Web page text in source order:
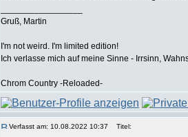
Gruß, Martin
I'm not weird. I'm limited edition!
Ich verlasse mich auf meine Sinne - Irrsinn,
Chrom Country -Reloaded-
Verfasst am: 10.08.2022 10:37 Titel: